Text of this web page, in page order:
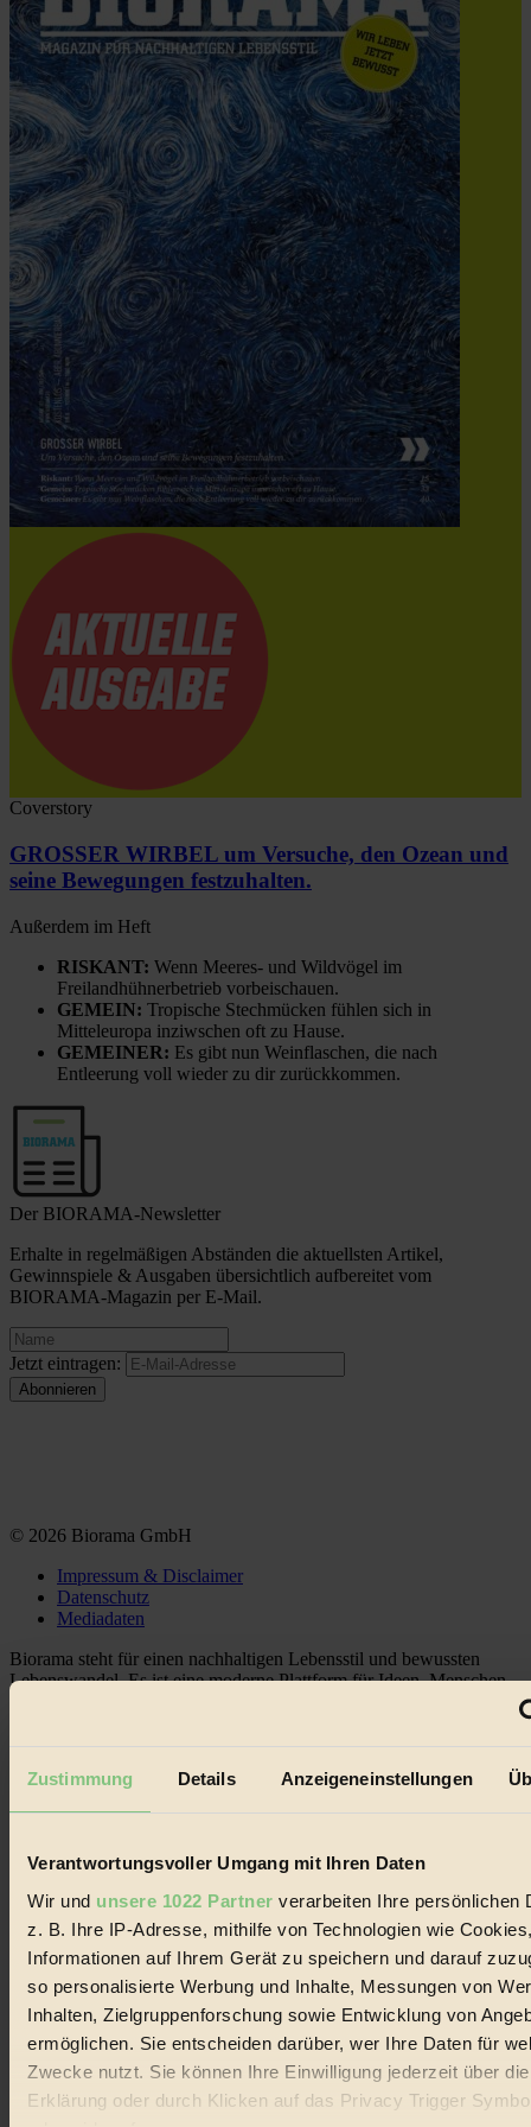
Zustimmung Details Anzeigeneinstellungen
Verantwortungsvoller Umgang mit Ihren Daten
Wir und unsere 1022 Partner verarbeiten Ihre persönlichen
z. B. Ihre IP-Adresse, mithilfe von Technologien wie
Informationen auf Ihrem Gerät zu speichern und darauf
so personalisierte Werbung und Inhalte, Messungen von
Inhalten, Zielgruppenforschung sowie Entwicklung von
ermöglichen. Sie entscheiden darüber, wer Ihre Daten für
Zwecke nutzt. Sie können Ihre Einwilligung jederzeit über
Erklärung oder durch Klicken auf das Privacy Trigger
Coverstory
GROSSER WIRBEL um Versuche, den Ozean und
seine Bewegungen festzuhalten.
Außerdem im Heft
RISKANT: Wenn Meeres- und Wildvögel im
Freilandhühnerbetrieb vorbeischauen.
GEMEIN: Tropische Stechmücken fühlen sich in
Mitteleuropa inziwschen oft zu Hause.
GEMEINER: Es gibt nun Weinflaschen, die nach
Entleerung voll wieder zu dir zurückkommen.
Der BIORAMA-Newsletter
Erhalte in regelmäßigen Abständen die aktuellsten Artikel,
Gewinnspiele & Ausgaben übersichtlich aufbereitet vom
BIORAMA-Magazin per E-Mail.
Jetzt eintragen:
© 2026 Biorama GmbH
Impressum & Disclaimer
Datenschutz
Mediadaten
Biorama steht für einen nachhaltigen Lebensstil und bewussten
Lebenswandel. Es ist eine moderne Plattform für Ideen, Menschen
alternativer Energien.
Social Media
Themen
Bio